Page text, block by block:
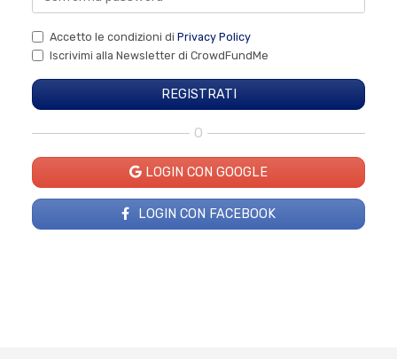
Accetto le condizioni di Privacy Policy
Iscrivimi alla Newsletter di CrowdFundMe
O
LOGIN CON GOOGLE
LOGIN CON FACEBOOK